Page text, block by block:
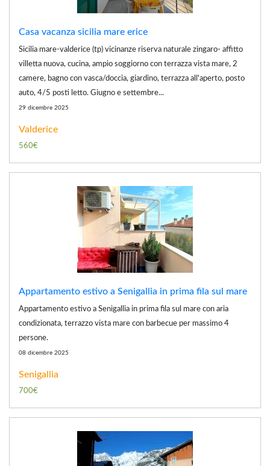
Casa vacanza sicilia mare erice
Sicilia mare-valderice (tp) vicinanze riserva naturale zingaro- affitto
villetta nuova, cucina, ampio soggiorno con terrazza vista mare, 2
camere, bagno con vasca/doccia, giardino, terrazza all'aperto, posto
auto, 4/5 posti letto. Giugno e settembre...
29 dicembre 2025
Valderice
560€
Appartamento estivo a Senigallia in prima fila sul mare
Appartamento estivo a Senigallia in prima fila sul mare con aria
condizionata, terrazzo vista mare con barbecue per massimo 4
persone.
08 dicembre 2025
Senigallia
700€